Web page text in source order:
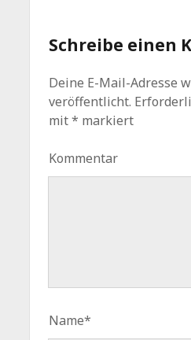
Schreibe einen
Deine E-Mail-Adresse
veröffentlicht.
mit* markiert
Kommentar
Name*